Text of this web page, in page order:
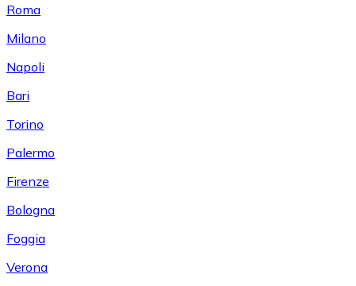
Roma
Milano
Napoli
Bari
Torino
Palermo
Firenze
Bologna
Foggia
Verona